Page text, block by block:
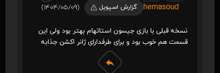
hemasoud
گزارش اسپویل (1404/05/09)
نسخه قبلی با بازی جیسون استاتهام بهتر بود ولی این
قسمت هم خوب بود و برای طرفدارای ژانر اکشن جذابه